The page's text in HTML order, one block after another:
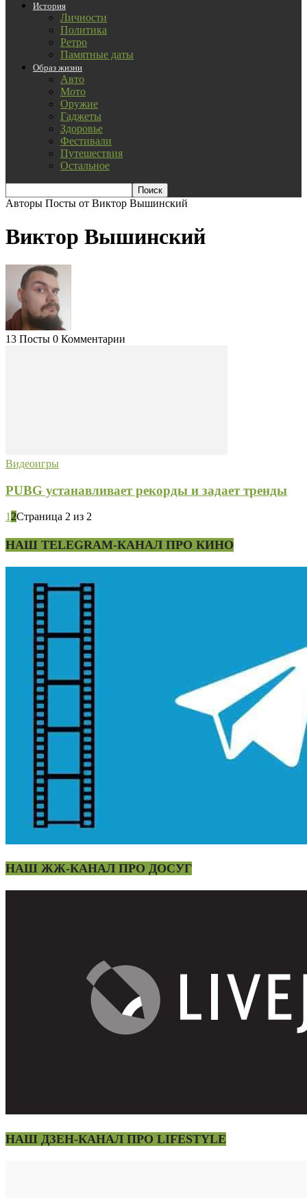
История
Личности
Политика
Ретро
Памятные даты
Образ жизни
Авто
Мото
Оружие
Гаджеты
Здоровье
Фестивали
Путешествия
Остальное
Авторы Посты от Виктор Вышинский
Виктор Вышинский
13 Посты 0 Комментарии
Видеоигры
PUBG устанавливает рекорды и задает тренды
1 2Страница 2 из 2
НАШ TELEGRAM-КАНАЛ ПРО КИНО
НАШ ЖЖ-КАНАЛ ПРО ДОСУГ
НАШ ДЗЕН-КАНАЛ ПРО LIFESTYLE